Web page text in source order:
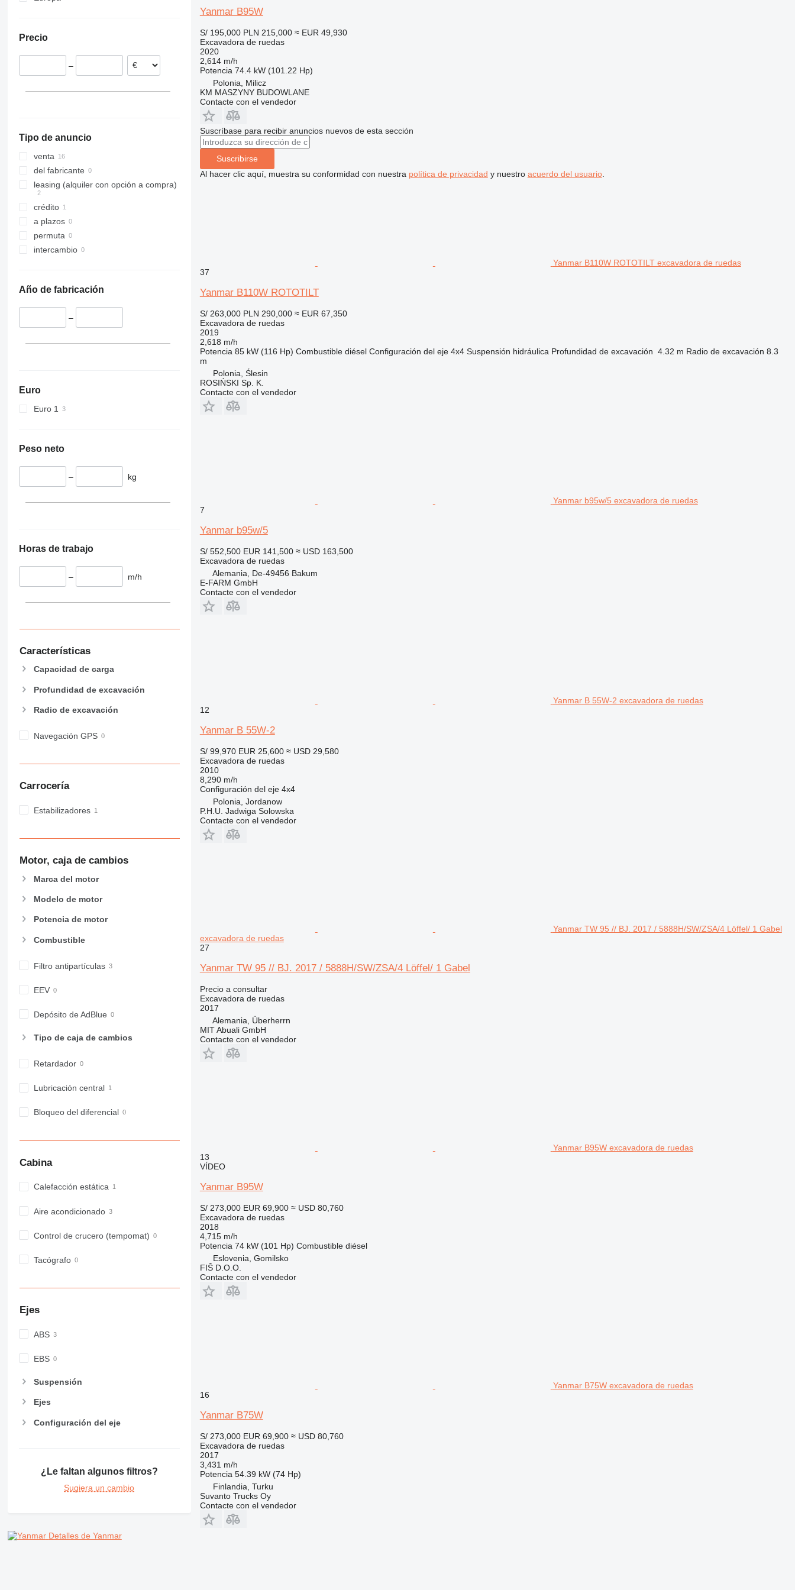
Países Bajos
Francia
Precio
–
Tipo de anuncio
venta
del fabricante
leasing (alquiler con opción a compra)
crédito
a plazos
permuta
intercambio
Año de fabricación
–
Euro
Euro 1
Peso neto
– kg
Horas de trabajo
– m/h
Características
Capacidad de carga
Profundidad de excavación
Radio de excavación
Navegación GPS
Carrocería
Estabilizadores
Motor, caja de cambios
Marca del motor
Modelo de motor
Potencia de motor
Combustible
Filtro antipartículas
EEV
Depósito de AdBlue
Tipo de caja de cambios
Retardador
Lubricación central
Bloqueo del diferencial
Cabina
Calefacción estática
Aire acondicionado
Control de crucero (tempomat)
Tacógrafo
Ejes
ABS
EBS
Suspensión
Ejes
Configuración del eje
¿Le faltan algunos filtros?
Sugiera un cambio
Detalles de Yanmar
Yanmar B95W
S/ 195,000 PLN 215,000 ≈ EUR 49,930
Excavadora de ruedas
2020
2,614 m/h
Potencia 74.4 kW (101.22 Hp)
Polonia, Milicz
KM MASZYNY BUDOWLANE
Contacte con el vendedor
Suscríbase para recibir anuncios nuevos de esta sección
Suscribirse
Al hacer clic aquí, muestra su conformidad con nuestra política de privacidad y nuestro acuerdo del usuario.
Yanmar B110W ROTOTILT excavadora de ruedas
37
Yanmar B110W ROTOTILT
S/ 263,000 PLN 290,000 ≈ EUR 67,350
Excavadora de ruedas
2019
2,618 m/h
Potencia 85 kW (116 Hp) Combustible diésel Configuración del eje 4x4 Suspensión hidráulica Profundidad de excavación 4.32 m Radio de excavación 8.3
m
Polonia, Ślesin
ROSIŃSKI Sp. K.
Contacte con el vendedor
Yanmar b95w/5 excavadora de ruedas
7
Yanmar b95w/5
S/ 552,500 EUR 141,500 ≈ USD 163,500
Excavadora de ruedas
Alemania, De-49456 Bakum
E-FARM GmbH
Contacte con el vendedor
Yanmar B 55W-2 excavadora de ruedas
12
Yanmar B 55W-2
S/ 99,970 EUR 25,600 ≈ USD 29,580
Excavadora de ruedas
2010
8,290 m/h
Configuración del eje 4x4
Polonia, Jordanow
P.H.U. Jadwiga Solowska
Contacte con el vendedor
Yanmar TW 95 // BJ. 2017 / 5888H/SW/ZSA/4 Löffel/ 1 Gabel
excavadora de ruedas
27
Yanmar TW 95 // BJ. 2017 / 5888H/SW/ZSA/4 Löffel/ 1 Gabel
Precio a consultar
Excavadora de ruedas
2017
Alemania, Überherrn
MIT Abuali GmbH
Contacte con el vendedor
Yanmar B95W excavadora de ruedas
13
VÍDEO
Yanmar B95W
S/ 273,000 EUR 69,900 ≈ USD 80,760
Excavadora de ruedas
2018
4,715 m/h
Potencia 74 kW (101 Hp) Combustible diésel
Eslovenia, Gomilsko
FIŠ D.O.O.
Contacte con el vendedor
Yanmar B75W excavadora de ruedas
16
Yanmar B75W
S/ 273,000 EUR 69,900 ≈ USD 80,760
Excavadora de ruedas
2017
3,431 m/h
Potencia 54.39 kW (74 Hp)
Finlandia, Turku
Suvanto Trucks Oy
Contacte con el vendedor